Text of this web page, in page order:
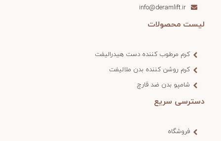
info@deramlift.ir
لیست محصولات
کرم مرطوب کننده دست هیدرالیفت
کرم روشن کننده بدن ملالیفت
شامپو بدن ضد قارچ
دسترسی سریع
فروشگاه